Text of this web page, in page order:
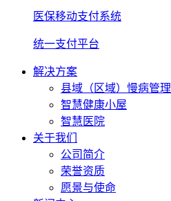
医保移动支付系统
统一支付平台
解决方案
县域（区域）慢病管理
智慧健康小屋
智慧医院
关于我们
公司简介
荣誉资质
愿景与使命